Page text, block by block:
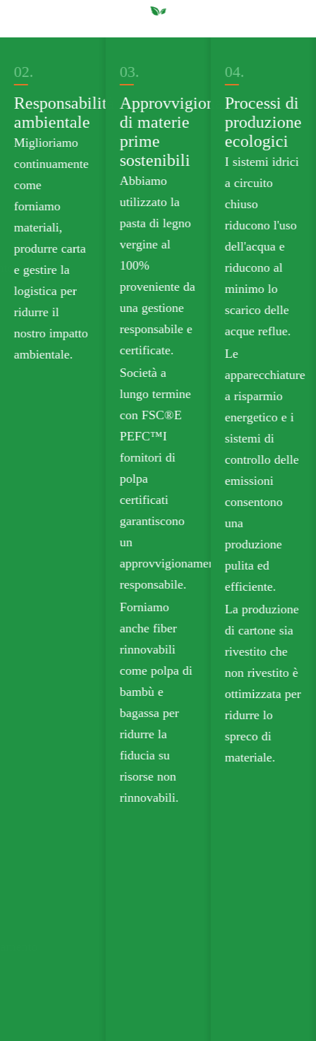
02.
Responsabilità
ambientale
Miglioriamo
continuamente
come
forniamo
materiali,
produrre carta
e gestire la
logistica per
ridurre il
nostro impatto
ambientale.
03.
Approvvigionamento
di materie
prime
sostenibili
Abbiamo
utilizzato la
pasta di legno
vergine al
100%
proveniente da
una gestione
responsabile e
certificate.
Società a
lungo termine
con FSC®E
PEFC™I
fornitori di
polpa
certificati
garantiscono
un
approvvigionamento
responsabile.
Forniamo
anche fiber
rinnovabili
come polpa di
bambù e
bagassa per
ridurre la
fiducia su
risorse non
rinnovabili.
04.
Processi di
produzione
ecologici
I sistemi idrici
a circuito
chiuso
riducono l'uso
dell'acqua e
riducono al
minimo lo
scarico delle
acque reflue.
Le
apparecchiature
a risparmio
energetico e i
sistemi di
controllo delle
emissioni
consentono
una
produzione
pulita ed
efficiente.
La produzione
di cartone sia
rivestito che
non rivestito è
ottimizzata per
ridurre lo
spreco di
materiale.